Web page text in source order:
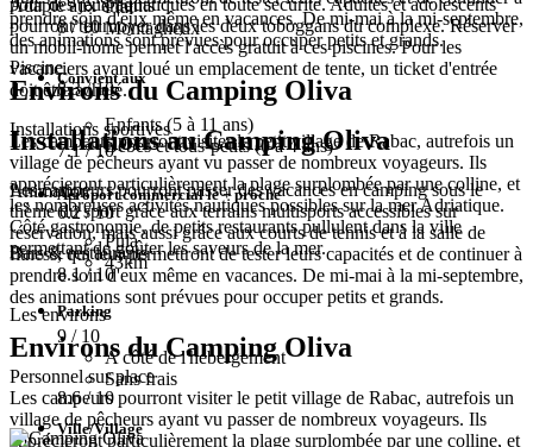
prendre soin d'eux même en vacances. De mi-mai à la mi-septembre,
des animations sont prévues pour occuper petits et grands.
Environs du Camping Oliva
Les campeurs pourront visiter le petit village de Rabac, autrefois un
village de pêcheurs ayant vu passer de nombreux voyageurs. Ils
apprécieront particulièrement la plage surplombée par une colline, et
les nombreuses activités nautiques possibles sur la mer Adriatique.
Côté gastronomie, de petits restaurants pullulent dans la ville
permettant de goûter les saveurs de la mer.
pourront tournoyer dans les deux toboggans du complexe. Réserver
un mobil-home permet l'accès gratuit à ces piscines. Pour les
vacanciers ayant loué un emplacement de tente, un ticket d'entrée
doit être acheté.
Installations au Camping Oliva
Les campeurs pourront passer des vacances en camping sous le
thème du sport grâce aux terrains multisports accessibles sur
réservation, mais aussi grâce aux courts de tennis et à la salle de
fitness, qui leur permettront de tester leurs capacités et de continuer à
prendre soin d'eux même en vacances. De mi-mai à la mi-septembre,
des animations sont prévues pour occuper petits et grands.
Environs du Camping Oliva
Les campeurs pourront visiter le petit village de Rabac, autrefois un
village de pêcheurs ayant vu passer de nombreux voyageurs. Ils
apprécieront particulièrement la plage surplombée par une colline, et
Plat
Montagneux
Convient aux
Enfants (5 à 11 ans)
Bébés et tous-petits (0 à 4 ans)
Aéroport commercial le + proche
Pula
43km
Parking
A côté de l'hébergement
Sans frais
Ville/Village
Adapté aux enfants
8/ 10
Piscine
8.3/ 10
Installations sportives
7.1/ 10
Animation
6.2/ 10
Bars & restaurants
8.1/ 10
Les environs
9 / 10
Personnel sur place
8.6/ 10